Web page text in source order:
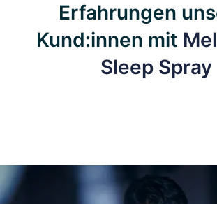
Erfahrungen
Kund:innen mit
Sleep Spray